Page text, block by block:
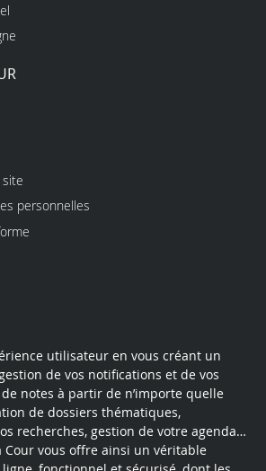
site
personnelles
utilisateur en vous créant un
de vos notifications et de vos
notes à partir de n’importe quelle
de dossiers thématiques,
recherches, gestion de votre agenda…
Cour vous offre ainsi un véritable